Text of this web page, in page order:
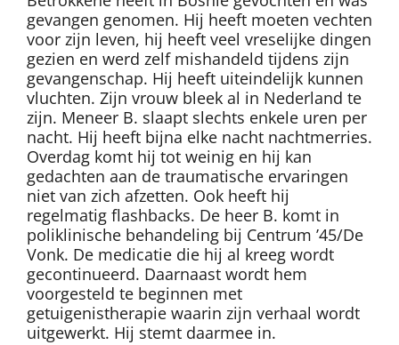
gevangen genomen. Hij heeft moeten vechten
voor zijn leven, hij heeft veel vreselijke dingen
gezien en werd zelf mishandeld tijdens zijn
gevangenschap. Hij heeft uiteindelijk kunnen
vluchten. Zijn vrouw bleek al in Nederland te
zijn. Meneer B. slaapt slechts enkele uren per
nacht. Hij heeft bijna elke nacht nachtmerries.
Overdag komt hij tot weinig en hij kan
gedachten aan de traumatische ervaringen
niet van zich afzetten. Ook heeft hij
regelmatig flashbacks. De heer B. komt in
poliklinische behandeling bij Centrum ’45/De
Vonk. De medicatie die hij al kreeg wordt
gecontinueerd. Daarnaast wordt hem
voorgesteld te beginnen met
getuigenistherapie waarin zijn verhaal wordt
uitgewerkt. Hij stemt daarmee in.